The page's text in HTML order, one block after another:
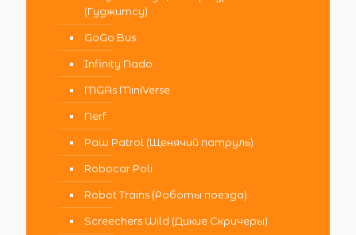
(Гуджитсу)
GoGo Bus
Infinity Nado
MGAs MiniVerse
Nerf
Paw Patrol (Щенячий патруль)
Robocar Poli
Robot Trains (Роботы поезда)
Screechers Wild (Дикие Скричеры)